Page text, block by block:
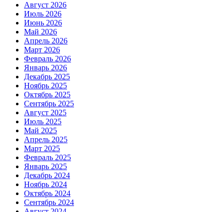
Август 2026
Июль 2026
Июнь 2026
Май 2026
Апрель 2026
Март 2026
Февраль 2026
Январь 2026
Декабрь 2025
Ноябрь 2025
Октябрь 2025
Сентябрь 2025
Август 2025
Июль 2025
Май 2025
Апрель 2025
Март 2025
Февраль 2025
Январь 2025
Декабрь 2024
Ноябрь 2024
Октябрь 2024
Сентябрь 2024